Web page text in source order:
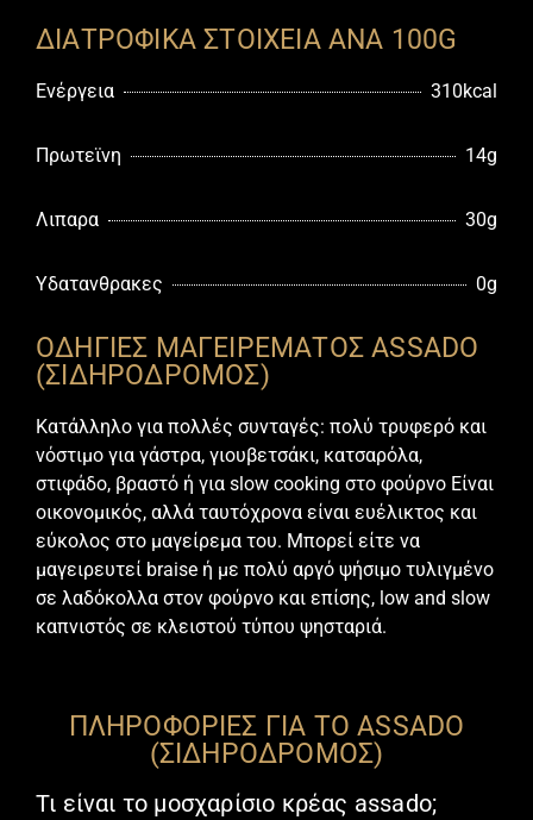
ΟΔΗΓΙΕΣ ΜΑΓΕΙΡΕΜΑΤΟΣ ASSADO
(ΣΙΔΗΡΌΔΡΟΜΟΣ)
Κατάλληλο για πολλές συνταγές: πολύ τρυφερό και
νόστιμο για γάστρα, γιουβετσάκι, κατσαρόλα,
στιφάδο, βραστό ή για slow cooking στο φούρνο Είναι
οικονομικός, αλλά ταυτόχρονα είναι ευέλικτος και
εύκολος στο μαγείρεμα του. Μπορεί είτε να
μαγειρευτεί braise ή με πολύ αργό ψήσιμο τυλιγμένο
σε λαδόκολλα στον φούρνο και επίσης, low and slow
καπνιστός σε κλειστού τύπου ψησταριά.
ΔΙΑΤΡΟΦΙΚΑ ΣΤΟΙΧΕΙΑ ΑΝΑ 100G
Ενέργεια 310kcal
Πρωτεϊνη 14g
Λιπαρα 30g
Υδατανθρακες 0g
ΠΛΗΡΟΦΟΡΙΕΣ ΓΙΑ ΤΟ ASSADO
(ΣΙΔΗΡΌΔΡΟΜΟΣ)
Τι είναι το μοσχαρίσιο κρέας assado;